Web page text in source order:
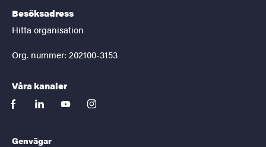
Besöksadress
Hitta organisation
Org. nummer: 202100-3153
Våra kanaler
facebooklinkedinyoutubeinstagram
Genvägar